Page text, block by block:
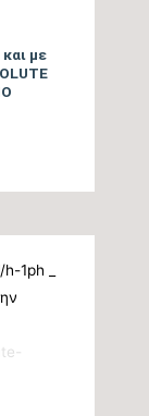
με